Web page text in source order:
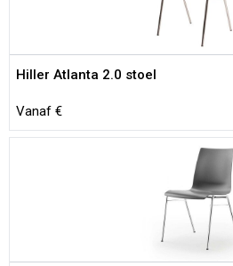
Hiller Atlanta 2.0 stoel
Vanaf €